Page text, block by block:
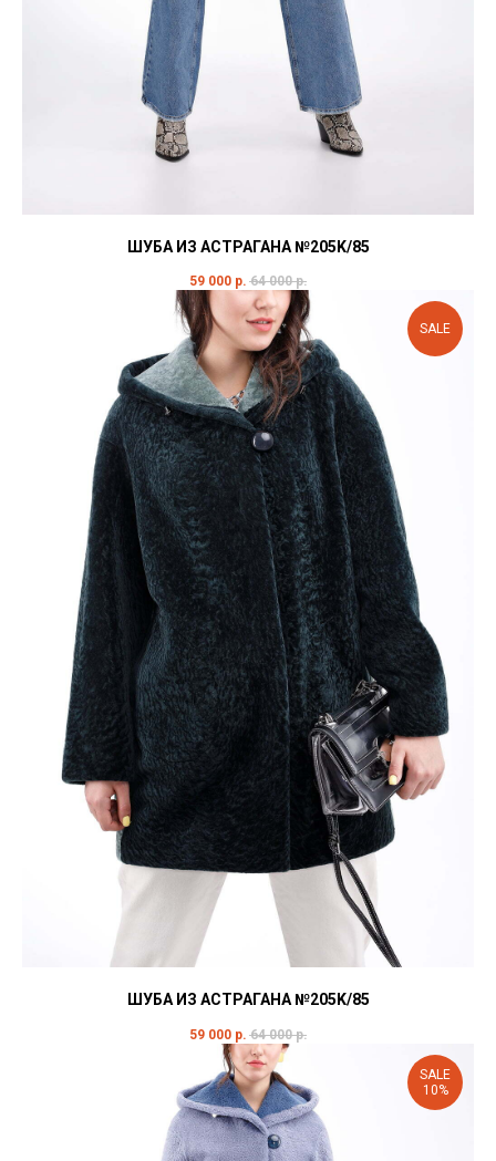
ШУБА ИЗ АСТРАГАНА №205K/85
59 000 р. 64 000 р.
SALE
ШУБА ИЗ АСТРАГАНА №205K/85
59 000 р. 64 000 р.
SALE
10%